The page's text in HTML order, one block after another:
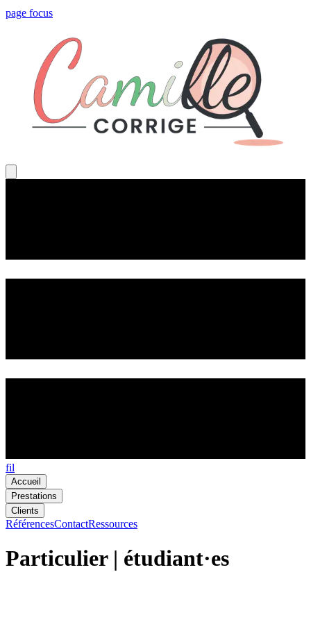
page focus
fil
Accueil
Prestations
Clients
RéférencesContactRessources
Particulier | étudiant·es